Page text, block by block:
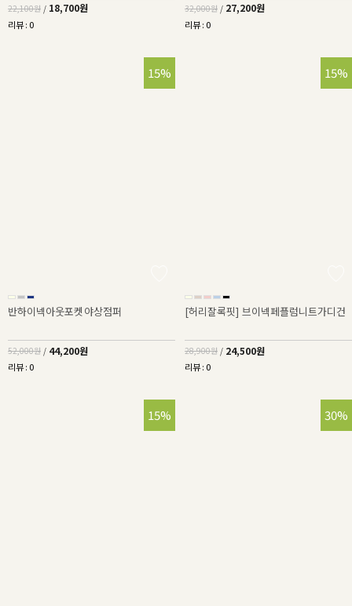
22,100원 / 18,700원
리뷰 : 0
32,000원 / 27,200원
리뷰 : 0
15%
반하이넥아웃포켓야상점퍼
52,000원 / 44,200원
리뷰 : 0
15%
[허리잘록핏] 브이넥페플럼니트가디건
28,900원 / 24,500원
리뷰 : 0
15% 30%